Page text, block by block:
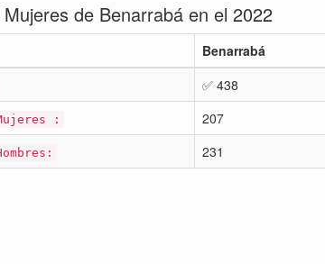
de Benarrabá en el 2022
Benarrabá
✅ 438
: 207
231